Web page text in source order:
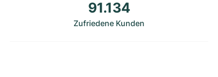
91.134
Zufriedene Kunden